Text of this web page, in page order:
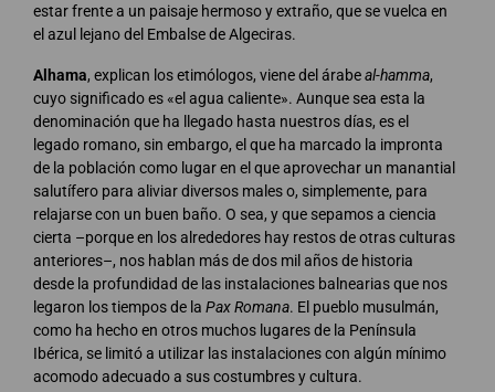
estar frente a un paisaje hermoso y extraño, que se vuelca en
el azul lejano del Embalse de Algeciras.
Alhama, explican los etimólogos, viene del árabeal-hamma,
cuyo significado es «el agua caliente». Aunque sea esta la
denominación que ha llegado hasta nuestros días, es el
legado romano, sin embargo, el que ha marcado la impronta
de la población como lugar en el que aprovechar un manantial
salutífero para aliviar diversos males o, simplemente, para
relajarse con un buen baño. O sea, y que sepamos a ciencia
cierta –porque en los alrededores hay restos de otras culturas
anteriores–, nos hablan más de dos mil años de historia
desde la profundidad de las instalaciones balnearias que nos
legaron los tiempos de la Pax Romana. El pueblo musulmán,
como ha hecho en otros muchos lugares de la Península
Ibérica, se limitó a utilizar las instalaciones con algún mínimo
acomodo adecuado a sus costumbres y cultura.